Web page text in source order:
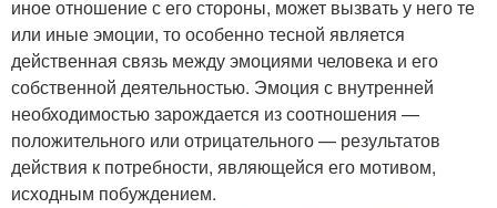
иное отношение с его стороны, может вызвать у него те
или иные эмоции, то особенно тесной является
действенная связь между эмоциями человека и его
собственной деятельностью. Эмоция с внутренней
необходимостью зарождается из соотношения —
положительного или отрицательного — результатов
действия к потребности, являющейся его мотивом,
исходным побуждением.